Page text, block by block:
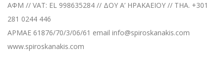
ΑΦΜ // VAT: EL 998635284 // ΔΟΥ A’ HPAKAEIOY // THA. +301
281 0244 446
ΑΡΜΑΕ 61876/70/3/06/61 email info@spiroskanakis.com
www.spiroskanakis.com